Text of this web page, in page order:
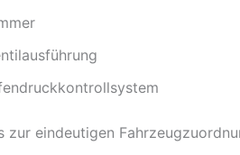
zur eindeutigen